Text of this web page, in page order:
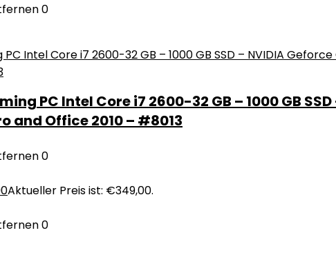
0
PC Intel Core i7 2600-32 GB – 1000 GB
and Office 2010 – #8013
0
Aktueller Preis ist: €349,00.
0